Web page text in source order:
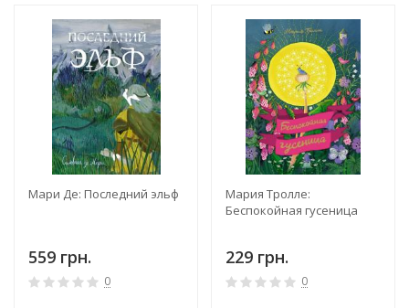
Мари Де: Последний эльф
559 грн.
0
Мария Тролле:
Беспокойная гусеница
229 грн.
0